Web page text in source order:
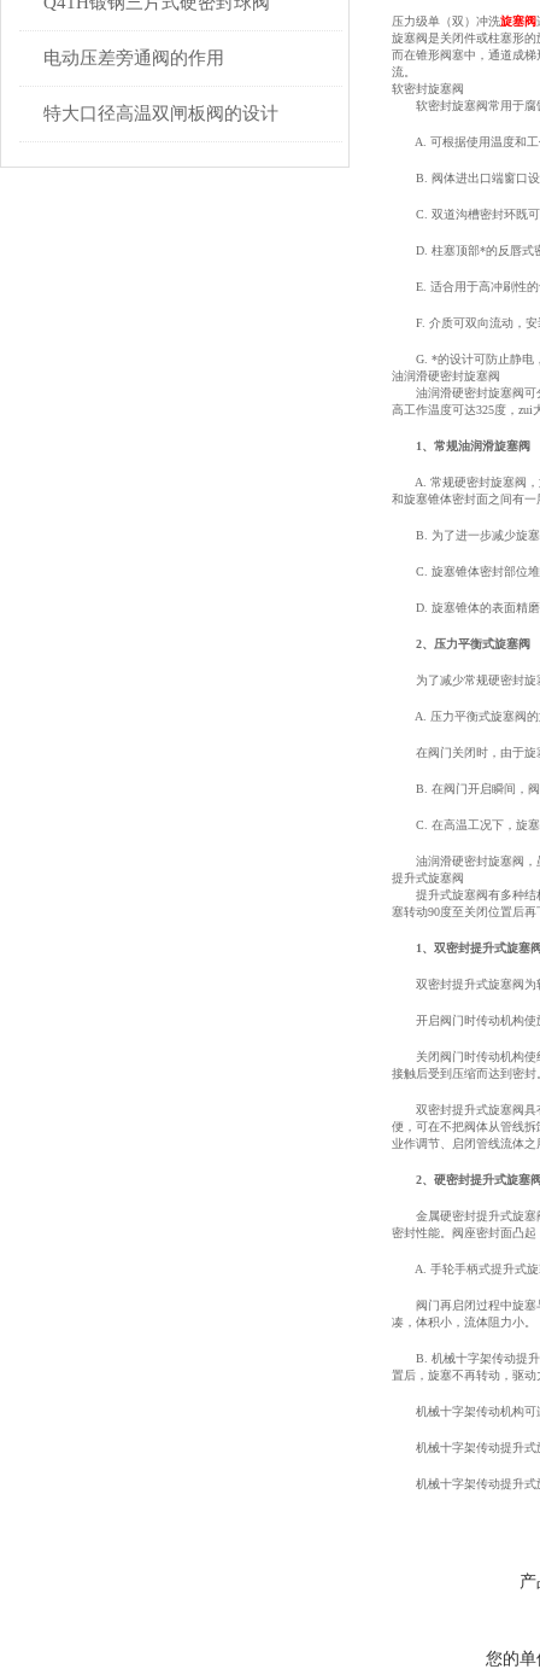
电动压差旁通阀的作用
特大口径高温双闸板阀的设计
压力级单（双）冲洗旋塞阀
旋塞阀是关闭件或柱塞形
而在锥形阀塞中，通道成
流。
软密封旋塞阀
软密封旋塞阀常用于腐蚀
A. 可根据使用温度和工
B. 阀体进出口端窗口设
C. 双道沟槽密封环既可
D. 柱塞顶部*的反唇式密
E. 适合用于高冲刷性的
F. 介质可双向流动，安
G. *的设计可防止静电
油润滑硬密封旋塞阀
油润滑硬密封旋塞阀可分
高工作温度可达325度，zui
1、常规油润滑旋塞阀
A. 常规硬密封旋塞阀，
和旋塞锥体密封面之间有
B. 为了进一步减少旋塞
C. 旋塞锥体密封部位堆
D. 旋塞锥体的表面精磨
2、压力平衡式旋塞阀
为了减少常规硬密封旋塞
A. 压力平衡式旋塞阀的
在阀门关闭时，由于旋塞
B. 在阀门开启瞬间，阀
C. 在高温工况下，旋塞
油润滑硬密封旋塞阀，虽
提升式旋塞阀
提升式旋塞阀有多种结构
塞转动90度至关闭位置后
1、双密封提升式旋塞
双密封提升式旋塞阀为软
开启阀门时传动机构使旋
关闭阀门时传动机构使组
接触后受到压缩而达到密封
双密封提升式旋塞阀具有
便，可在不把阀体从管线
业作调节、启闭管线流体之
2、硬密封提升式旋塞
金属硬密封提升式旋塞阀
密封性能。阀座密封面凸
A. 手轮手柄式提升式旋
阀门再启闭过程中旋塞与
凑，体积小，流体阻力小。
B. 机械十字架传动提升
置后，旋塞不再转动，驱
机械十字架传动机构可
机械十字架传动提升式旋
机械十字架传动提升式旋
您的单